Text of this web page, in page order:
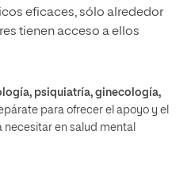
eficaces, sólo alrededor
tienen acceso a ellos
psiquiatría, ginecología,
para ofrecer el apoyo y el
en salud mental